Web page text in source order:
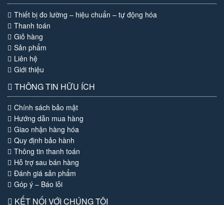
Thiết bị đo lường – hiệu chuẩn – tự động hóa
Thanh toán
Giỏ hàng
Sản phẩm
Liên hệ
Giới thiệu
THÔNG TIN HỮU ÍCH
Chính sách bảo mật
Hướng dẫn mua hàng
Giao nhận hàng hóa
Quy định bảo hành
Thông tin thanh toán
Hỗ trợ sau bán hàng
Đánh giá sản phẩm
Góp ý – Báo lỗi
KẾT NỐI VỚI CHÚNG TÔI